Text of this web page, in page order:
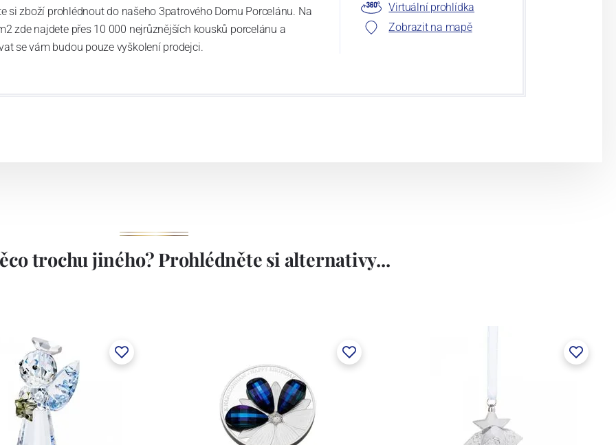
po desetiletí přinášíme do sklářství nové nápady, jak
Navrhujeme unikátní svítidla a šperky s
lidé ve více než 140 zemích světa.
si zboží prohlédnout do našeho 3patrového Domu Porcelánu. Na
zde najdete přes 10 000 nejrůznějších kousků porcelánu a
se vám budou pouze vyškolení prodejci.
Virtuální prohlídka
Zobrazit na mapě
trochu jiného? Prohlédněte si alternativy...